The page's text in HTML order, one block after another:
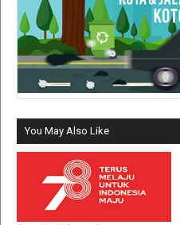
You May Also Like